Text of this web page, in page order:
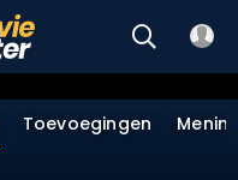
Toevoegingen